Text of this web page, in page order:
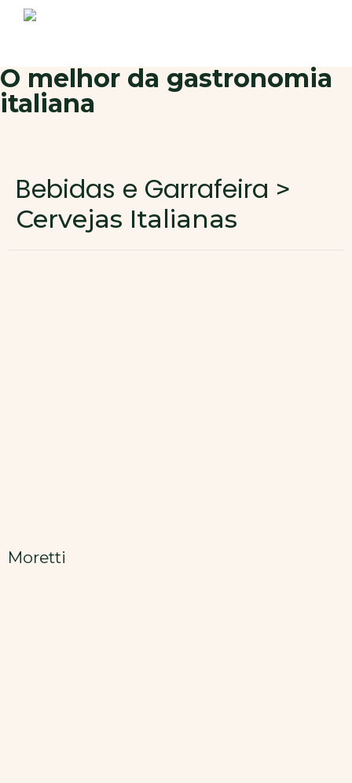
Novo cliente
Área de cliente
O melhor da gastronomia
italiana
Bebidas e Garrafeira >
Cervejas Italianas
Moretti